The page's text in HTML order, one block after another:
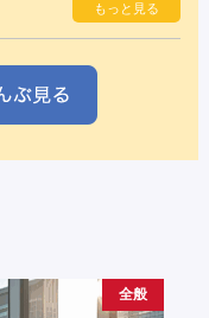
もっと見る
全般